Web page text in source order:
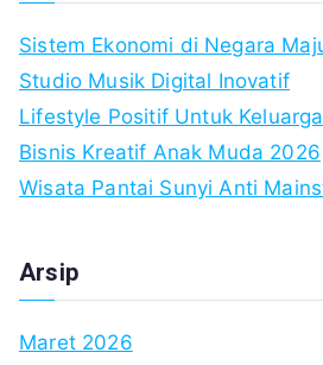
Sistem Ekonomi di Negara
Studio Musik Digital Inovatif
Lifestyle Positif Untuk
Bisnis Kreatif Anak Muda 2026
Wisata Pantai Sunyi Anti
Arsip
Maret 2026